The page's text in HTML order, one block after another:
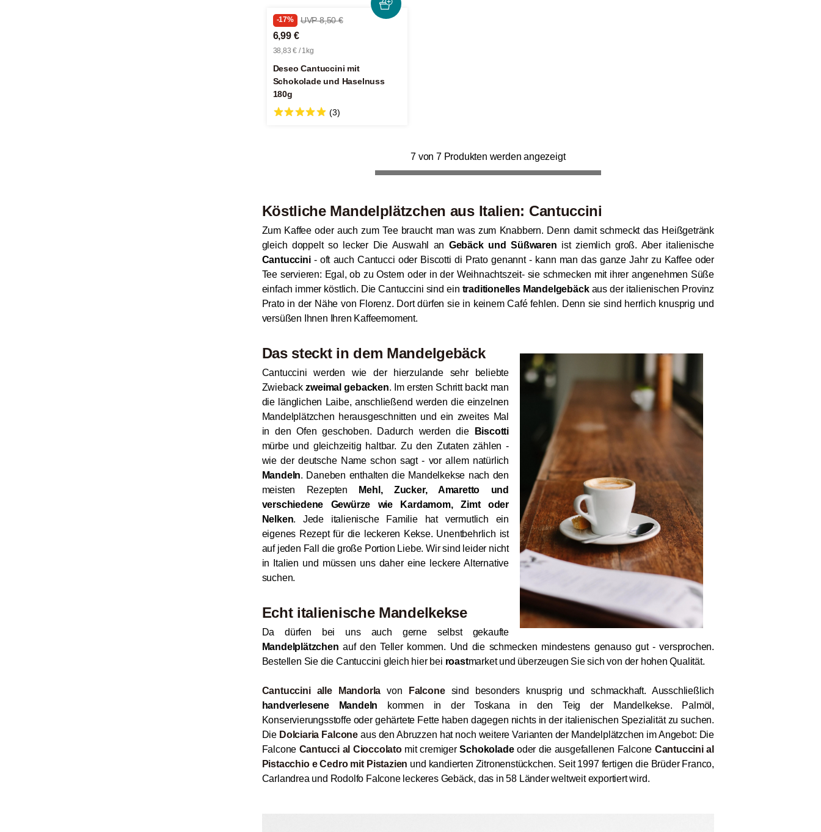
-17% UVP 8,50 €
6,99 €
38,83 € / 1kg
Deseo Cantuccini mit
Schokolade und Haselnuss
180g
(3)
7 von 7 Produkten werden angezeigt
Köstliche Mandelplätzchen aus Italien: Cantuccini
Zum Kaffee oder auch zum Tee braucht man was zum Knabbern. Denn damit schmeckt das Heißgetränk
gleich doppelt so lecker Die Auswahl an Gebäck und Süßwaren ist ziemlich groß. Aber italienische
Cantuccini- oft auch Cantucci oder Biscotti di Prato genannt - kann man das ganze Jahr zu Kaffee oder
Tee servieren: Egal, ob zu Ostern oder in der Weihnachtszeit- sie schmecken mit ihrer angenehmen Süße
einfach immer köstlich. Die Cantuccini sind ein traditionelles Mandelgebäckaus der italienischen Provinz
Prato in der Nähe von Florenz. Dort dürfen sie in keinem Café fehlen. Denn sie sind herrlich knusprig und
versüßen Ihnen Ihren Kaffeemoment.
Das steckt in dem Mandelgebäck
Cantuccini werden wie der hierzulande sehr beliebte
Zwiebackzweimal gebacken. Im ersten Schritt backt man
die länglichen Laibe, anschließend werden die einzelnen
Mandelplätzchen herausgeschnitten und ein zweites Mal
in den Ofen geschoben. Dadurch werden die
Biscotti
mürbe und gleichzeitig haltbar. Zu den Zutaten zählen -
wie der deutsche Name schon sagt - vor allem natürlich
Mandeln. Daneben enthalten die Mandelkekse nach den
meisten Rezepten Mehl, Zucker, Amaretto und
verschiedene Gewürze wie Kardamom, Zimt oder
Nelken. Jede italienische Familie hat vermutlich ein
eigenes Rezept für die leckeren Kekse. Unentbehrlich ist
auf jeden Fall die große Portion Liebe. Wir sind leider nicht
in Italien und müssen uns daher eine leckere Alternative
suchen.
Echt italienische Mandelkekse
Da dürfen bei uns auch gerne selbst gekaufte
Mandelplätzchen auf den Teller kommen. Und die schmecken mindestens genauso gut - versprochen.
Bestellen Sie die Cantuccini gleich hier bei roastmarket und überzeugen Sie sich von der hohen Qualität.
Cantuccini alle Mandorlavon Falconesind besonders knusprig und schmackhaft. Ausschließlich
handverlesene Mandeln kommen in der Toskana in den Teig der Mandelkekse. Palmöl,
Konservierungsstoffe oder gehärtete Fette haben dagegen nichts in der italienischen Spezialität zu suchen.
Die Dolciaria Falconeaus den Abruzzen hat noch weitere Varianten der Mandelplätzchen im Angebot: Die
Falcone Cantucci al Cioccolatomit cremigerSchokoladeoder die ausgefallenen Falcone Cantuccini al
Pistacchio e Cedro mit Pistazien und kandierten Zitronenstückchen. Seit 1997 fertigen die Brüder Franco,
Carlandrea und Rodolfo Falcone leckeres Gebäck, das in 58 Länder weltweit exportiert wird.